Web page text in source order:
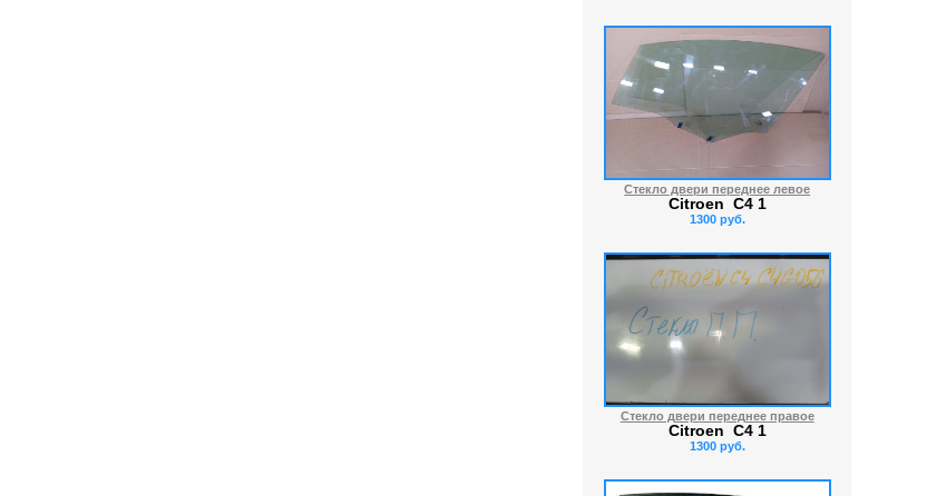
Стекло двери переднее левое
Citroen C4 1
1300 руб.
Стекло двери переднее правое
Citroen C4 1
1300 руб.